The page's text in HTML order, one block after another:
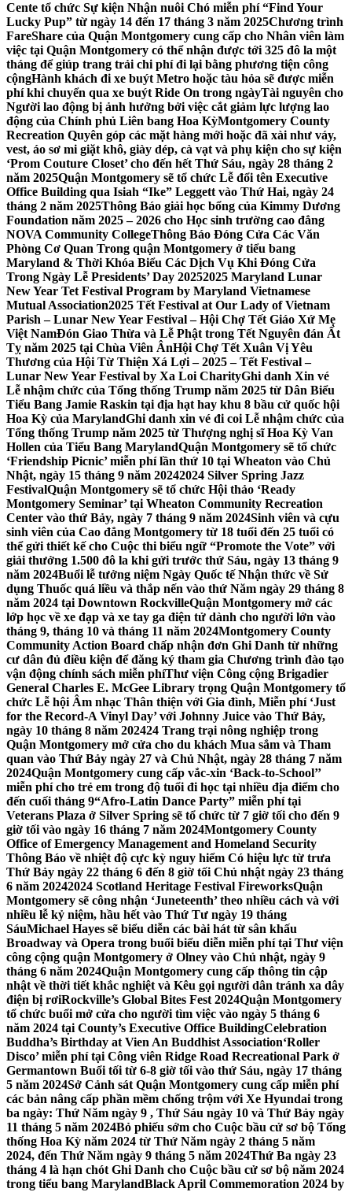
Cente tổ chức Sự kiện Nhận nuôi Chó miễn phí “Find Your
Lucky Pup” từ ngày 14 đến 17 tháng 3 năm 2025Chương trình
FareShare của Quận Montgomery cung cấp cho Nhân viên làm
việc tại Quận Montgomery có thể nhận được tới 325 đô la một
tháng để giúp trang trải chi phí đi lại bằng phương tiện công
cộngHành khách đi xe buýt Metro hoặc tàu hỏa sẽ được miễn
phí khi chuyển qua xe buýt Ride On trong ngàyTài nguyên cho
Người lao động bị ảnh hưởng bởi việc cắt giảm lực lượng lao
động của Chính phủ Liên bang Hoa KỳMontgomery County
Recreation Quyên góp các mặt hàng mới hoặc đã xài như váy,
vest, áo sơ mi giặt khô, giày dép, cà vạt và phụ kiện cho sự kiện
‘Prom Couture Closet’ cho đến hết Thứ Sáu, ngày 28 tháng 2
năm 2025Quận Montgomery sẽ tổ chức Lễ đổi tên Executive
Office Building qua Isiah “Ike” Leggett vào Thứ Hai, ngày 24
tháng 2 năm 2025Thông Báo giải học bổng của Kimmy Dương
Foundation năm 2025 – 2026 cho Học sinh trường cao đẳng
NOVA Community CollegeThông Báo Đóng Cửa Các Văn
Phòng Cơ Quan Trong quận Montgomery ở tiểu bang
Maryland & Thời Khóa Biểu Các Dịch Vụ Khi Đóng Cửa
Trong Ngày Lễ Presidents’ Day 20252025 Maryland Lunar
New Year Tet Festival Program by Maryland Vietnamese
Mutual Association2025 Tết Festival at Our Lady of Vietnam
Parish – Lunar New Year Festival – Hội Chợ Tết Giáo Xứ Mẹ
Việt NamĐón Giao Thừa và Lễ Phật trong Tết Nguyên đán Ất
Tỵ năm 2025 tại Chùa Viên ÂnHội Chợ Tết Xuân Vị Yêu
Thương của Hội Từ Thiện Xá Lợi – 2025 – Tết Festival –
Lunar New Year Festival by Xa Loi CharityGhi danh Xin vé
Lễ nhậm chức của Tổng thống Trump năm 2025 từ Dân Biểu
Tiểu Bang Jamie Raskin tại địa hạt hay khu 8 bầu cử quốc hội
Hoa Kỳ của MarylandGhi danh xin vé đi coi Lễ nhậm chức của
Tổng thống Trump năm 2025 từ Thượng nghị sĩ Hoa Kỳ Van
Hollen của Tiểu Bang MarylandQuận Montgomery sẽ tổ chức
‘Friendship Picnic’ miễn phí lần thứ 10 tại Wheaton vào Chủ
Nhật, ngày 15 tháng 9 năm 20242024 Silver Spring Jazz
FestivalQuận Montgomery sẽ tổ chức Hội thảo ‘Ready
Montgomery Seminar’ tại Wheaton Community Recreation
Center vào thứ Bảy, ngày 7 tháng 9 năm 2024Sinh viên và cựu
sinh viên của Cao đẳng Montgomery từ 18 tuổi đến 25 tuổi có
thể gửi thiết kế cho Cuộc thi biểu ngữ “Promote the Vote” với
giải thưởng 1.500 đô la khi gửi trước thứ Sáu, ngày 13 tháng 9
năm 2024Buổi lễ tưởng niệm Ngày Quốc tế Nhận thức về Sử
dụng Thuốc quá liều và thắp nến vào thứ Năm ngày 29 tháng 8
năm 2024 tại Downtown RockvilleQuận Montgomery mở các
lớp học về xe đạp và xe tay ga điện tử dành cho người lớn vào
tháng 9, tháng 10 và tháng 11 năm 2024Montgomery County
Community Action Board chấp nhận đơn Ghi Danh từ những
cư dân đủ điều kiện để đăng ký tham gia Chương trình đào tạo
vận động chính sách miễn phíThư viện Công cộng Brigadier
General Charles E. McGee Library trọng Quận Montgomery tổ
chức Lễ hội Âm nhạc Thân thiện với Gia đình, Miễn phí ‘Just
for the Record-A Vinyl Day’ với Johnny Juice vào Thứ Bảy,
ngày 10 tháng 8 năm 202424 Trang trại nông nghiệp trong
Quận Montgomery mở cửa cho du khách Mua sắm và Tham
quan vào Thứ Bảy ngày 27 và Chủ Nhật, ngày 28 tháng 7 năm
2024Quận Montgomery cung cấp vắc-xin ‘Back-to-School’’
miễn phí cho trẻ em trong độ tuổi đi học tại nhiều địa điểm cho
đến cuối tháng 9“Afro-Latin Dance Party” miễn phí tại
Veterans Plaza ở Silver Spring sẽ tổ chức từ 7 giờ tối cho đến 9
giờ tối vào ngày 16 tháng 7 năm 2024Montgomery County
Office of Emergency Management and Homeland Security
Thông Báo về nhiệt độ cực kỳ nguy hiểm Có hiệu lực từ trưa
Thứ Bảy ngày 22 tháng 6 đến 8 giờ tối Chủ nhật ngày 23 tháng
6 năm 20242024 Scotland Heritage Festival FireworksQuận
Montgomery sẽ công nhận ‘Juneteenth’ theo nhiều cách và với
nhiều lễ kỷ niệm, hầu hết vào Thứ Tư ngày 19 tháng
SáuMichael Hayes sẽ biểu diễn các bài hát từ sân khấu
Broadway và Opera trong buổi biểu diễn miễn phí tại Thư viện
công cộng quận Montgomery ở Olney vào Chủ nhật, ngày 9
tháng 6 năm 2024Quận Montgomery cung cấp thông tin cập
nhật về thời tiết khắc nghiệt và Kêu gọi người dân tránh xa dây
điện bị rơiRockville’s Global Bites Fest 2024Quận Montgomery
tổ chức buổi mở cửa cho người tìm việc vào ngày 5 tháng 6
năm 2024 tại County’s Executive Office BuildingCelebration
Buddha’s Birthday at Vien An Buddhist Association‘Roller
Disco’ miễn phí tại Công viên Ridge Road Recreational Park ở
Germantown Buổi tối từ 6-8 giờ tối vào thứ Sáu, ngày 17 tháng
5 năm 2024Sở Cảnh sát Quận Montgomery cung cấp miễn phí
các bản nâng cấp phần mềm chống trộm với Xe Hyundai trong
ba ngày: Thứ Năm ngày 9 , Thứ Sáu ngày 10 và Thứ Bảy ngày
11 tháng 5 năm 2024Bỏ phiếu sớm cho Cuộc bầu cử sơ bộ Tổng
thống Hoa Kỳ năm 2024 từ Thứ Năm ngày 2 tháng 5 năm
2024, đến Thứ Năm ngày 9 tháng 5 năm 2024Thứ Ba ngày 23
tháng 4 là hạn chót Ghi Danh cho Cuộc bầu cử sơ bộ năm 2024
trong tiểu bang MarylandBlack April Commemoration 2024 by